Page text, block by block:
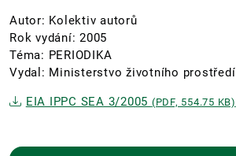
Autor: Kolektiv autorů
Rok vydání: 2005
Téma: PERIODIKA
Vydal: Ministerstvo životního prostředí
EIA IPPC SEA 3/2005 (PDF, 554.75 KB)